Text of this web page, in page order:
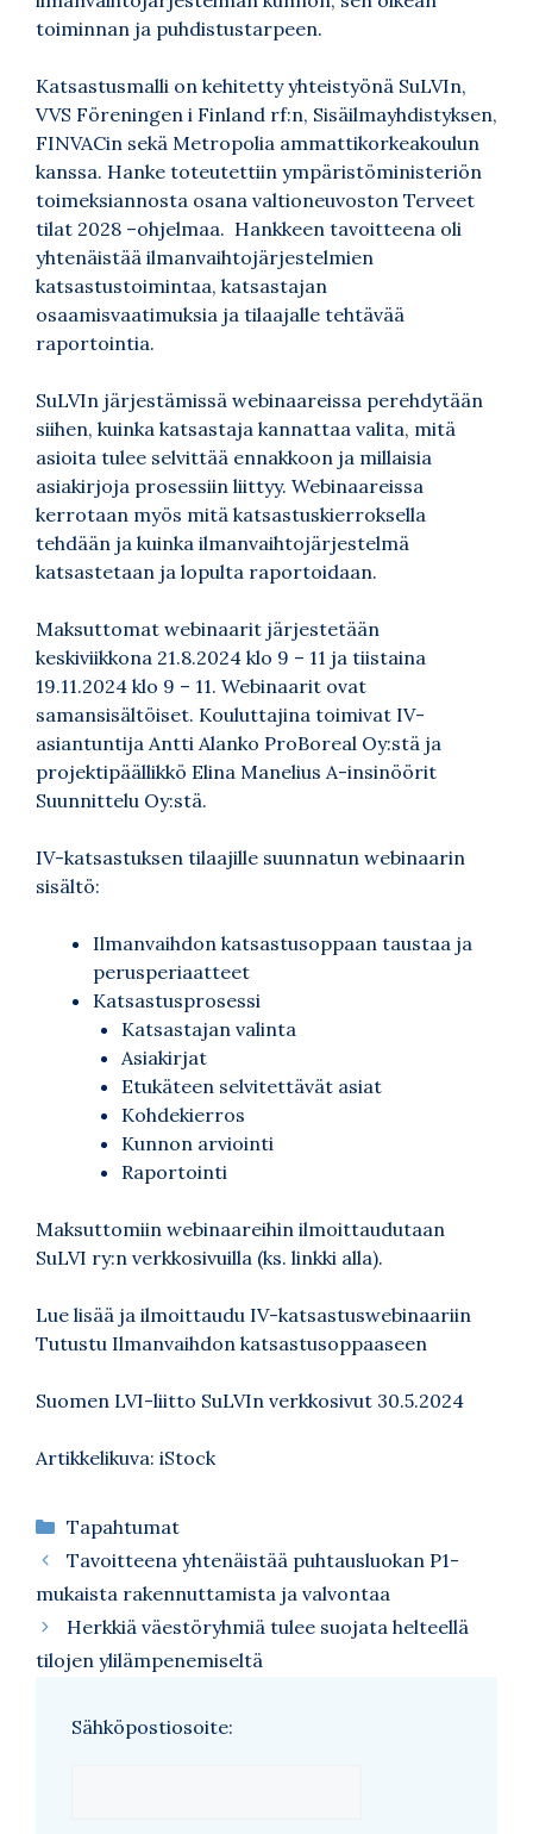
toiminnan ja puhdistustarpeen.
Katsastusmalli on kehitetty yhteistyönä SuLVIn,
VVS Föreningen i Finland rf:n, Sisäilmayhdistyksen,
FINVACin sekä Metropolia ammattikorkeakoulun
kanssa. Hanke toteutettiin ympäristöministeriön
toimeksiannosta osana valtioneuvoston Terveet
tilat 2028 –ohjelmaa. Hankkeen tavoitteena oli
yhtenäistää ilmanvaihtojärjestelmien
katsastustoimintaa, katsastajan
osaamisvaatimuksia ja tilaajalle tehtävää
raportointia.
SuLVIn järjestämissä webinaareissa perehdytään
siihen, kuinka katsastaja kannattaa valita, mitä
asioita tulee selvittää ennakkoon ja millaisia
asiakirjoja prosessiin liittyy. Webinaareissa
kerrotaan myös mitä katsastuskierroksella
tehdään ja kuinka ilmanvaihtojärjestelmä
katsastetaan ja lopulta raportoidaan.
Maksuttomat webinaarit järjestetään
keskiviikkona 21.8.2024 klo 9 – 11 ja tiistaina
19.11.2024 klo 9 – 11. Webinaarit ovat
samansisältöiset. Kouluttajina toimivat IV-
asiantuntija Antti Alanko ProBoreal Oy:stä ja
projektipäällikkö Elina Manelius A-insinöörit
Suunnittelu Oy:stä.
IV-katsastuksen tilaajille suunnatun webinaarin
sisältö:
Ilmanvaihdon katsastusoppaan taustaa ja
perusperiaatteet
Katsastusprosessi
Katsastajan valinta
Asiakirjat
Etukäteen selvitettävät asiat
Kohdekierros
Kunnon arviointi
Raportointi
Maksuttomiin webinaareihin ilmoittaudutaan
SuLVI ry:n verkkosivuilla (ks. linkki alla).
Lue lisää ja ilmoittaudu IV-katsastuswebinaariin
Tutustu Ilmanvaihdon katsastusoppaaseen
Suomen LVI-liitto SuLVIn verkkosivut 30.5.2024
Artikkelikuva: iStock
Kategoriat
Tapahtumat
Tavoitteena yhtenäistää puhtausluokan P1-
mukaista rakennuttamista ja valvontaa
Herkkiä väestöryhmiä tulee suojata helteellä
tilojen ylilämpenemiseltä
Sähköpostiosoite: